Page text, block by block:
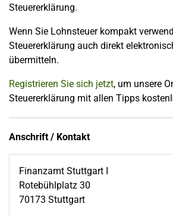
Steuererklärung.
Wenn Sie Lohnsteuer kompakt
Steuererklärung auch direkt
übermitteln.
Registrieren Sie sich jetzt, um unsere
Steuererklärung mit allen Tipps
Anschrift / Kontakt
Finanzamt Stuttgart I
Rotebühlplatz 30
70173 Stuttgart